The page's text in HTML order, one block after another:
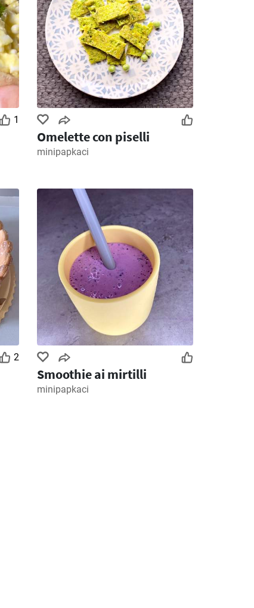
1
Omelette con piselli
minipapkaci
2
Smoothie ai mirtilli
minipapkaci